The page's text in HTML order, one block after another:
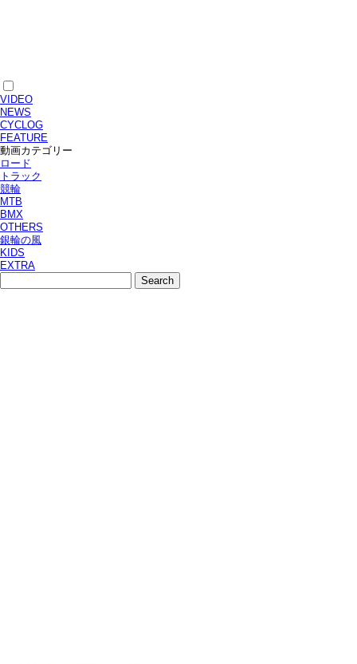
VIDEO
NEWS
CYCLOG
FEATURE
動画カテゴリー
ロード
トラック
競輪
MTB
BMX
OTHERS
銀輪の風
KIDS
EXTRA